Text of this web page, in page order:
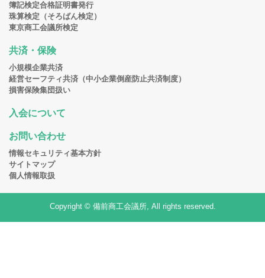
簿記検定合格証明書発行
珠算検定（そろばん検定）
東京商工会議所検定
共済・保険
小規模企業共済
経営セーフティ共済（中小企業倒産防止共済制度）
損害保険集団扱い
入会について
お問い合わせ
情報セキュリティ基本方針
サイトマップ
個人情報取扱
Copyright © 備前商工会議所, All rights reserved.